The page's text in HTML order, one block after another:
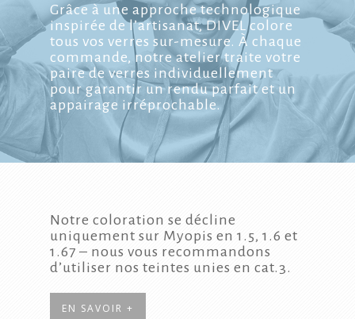
Grâce à une approche technologique
inspirée de l’artisanat, DIVEL colore
tous vos verres sur-mesure. À chaque
commande, notre atelier traite votre
paire de verres individuellement
pour garantir un rendu parfait et un
appairage irréprochable.
Notre coloration se décline
uniquement sur Myopis en 1.5, 1.6 et
1.67 – nous vous recommandons
d’utiliser nos teintes unies en cat.3.
EN SAVOIR +